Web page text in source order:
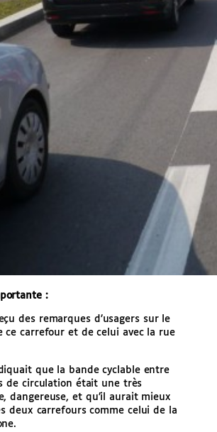
:
des remarques d’usagers sur le
ce carrefour et de celui avec la rue
que la bande cyclable entre
de circulation était une très
dangereuse, et qu’il aurait mieux
deux carrefours comme celui de la